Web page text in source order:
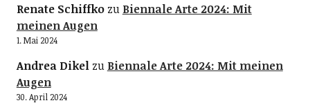
Renate Schiffkozu Biennale Arte 2024: Mit
meinen Augen
1. Mai 2024
Andrea Dikelzu Biennale Arte 2024: Mit meinen
Augen
30. April 2024